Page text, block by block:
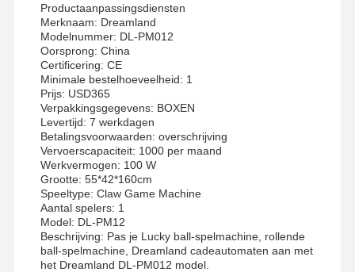
Productaanpassingsdiensten
Merknaam: Dreamland
Modelnummer: DL-PM012
Oorsprong: China
Certificering: CE
Minimale bestelhoeveelheid: 1
Prijs: USD365
Verpakkingsgegevens: BOXEN
Levertijd: 7 werkdagen
Betalingsvoorwaarden: overschrijving
Vervoerscapaciteit: 1000 per maand
Werkvermogen: 100 W
Grootte: 55*42*160cm
Speeltype: Claw Game Machine
Aantal spelers: 1
Model: DL-PM12
Beschrijving: Pas je Lucky ball-spelmachine, rollende
ball-spelmachine, Dreamland cadeautomaten aan met
het Dreamland DL-PM012 model.